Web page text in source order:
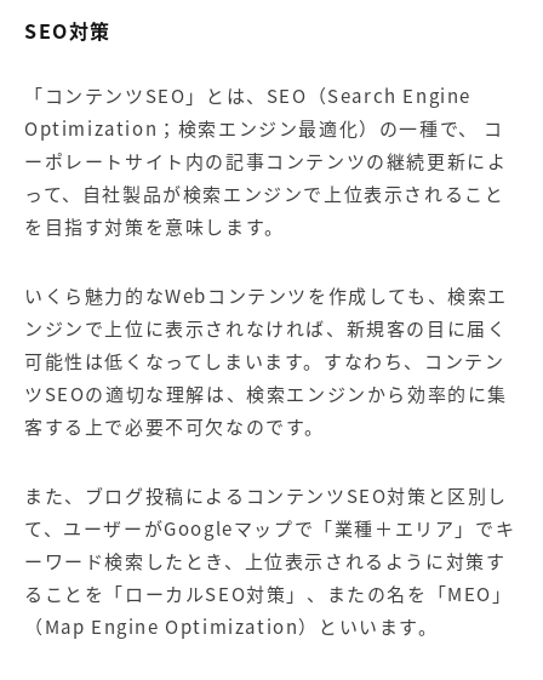
SEO対策
「コンテンツSEO」とは、SEO（Search Engine
Optimization；検索エンジン最適化）の一種で、 コ
ーポレートサイト内の記事コンテンツの継続更新によ
って、自社製品が検索エンジンで上位表示されること
を目指す対策を意味します。
いくら魅力的なWebコンテンツを作成しても、検索エ
ンジンで上位に表示されなければ、新規客の目に届く
可能性は低くなってしまいます。すなわち、コンテン
ツSEOの適切な理解は、検索エンジンから効率的に集
客する上で必要不可欠なのです。
また、ブログ投稿によるコンテンツSEO対策と区別し
て、ユーザーがGoogleマップで「業種＋エリア」でキ
ーワード検索したとき、上位表示されるように対策す
ることを「ローカルSEO対策」、またの名を「MEO」
（Map Engine Optimization）といいます。